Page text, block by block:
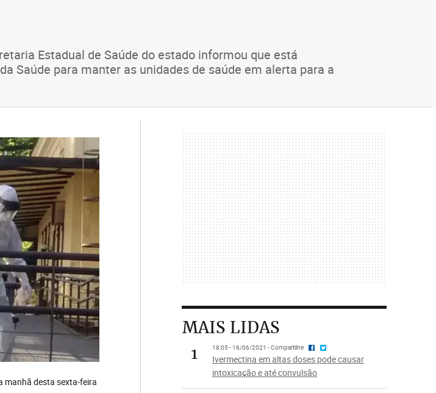
Estadual de Saúde do estado informou que está
Saúde para manter as unidades de saúde em alerta para a
manhã desta sexta-feira
MAIS LIDAS
1
18:05 - 16/06/2021 - Compartilhe
Ivermectina em altas doses pode causar
intoxicação e até convulsão